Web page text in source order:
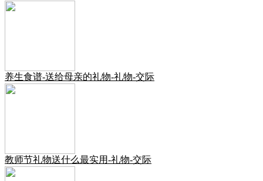
养生食谱-送给母亲的礼物-礼物-交际
教师节礼物送什么最实用-礼物-交际